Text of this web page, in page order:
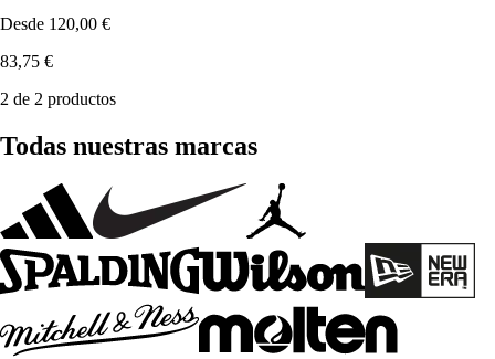
Desde 120,00 €
83,75 €
2 de 2 productos
Todas nuestras marcas